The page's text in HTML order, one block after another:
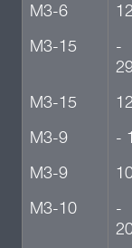
М3-6
М3-15
-
М3-15
М3-9
-
М3-9
М3-10
-